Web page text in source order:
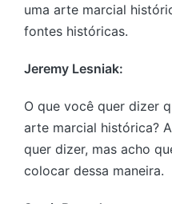
uma arte marcial
fontes históricas.
Jeremy Lesniak:
O que você quer dizer
arte marcial histórica?
quer dizer, mas acho
colocar dessa maneira.